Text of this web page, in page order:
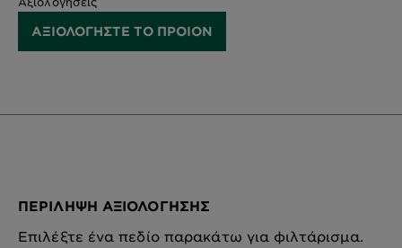
ΑΞΙΟΛΟΓΗΣΤΕ ΤΟ ΠΡΟΙΟΝ
ΠΕΡΊΛΗΨΗ ΑΞΙΟΛΌΓΗΣΗΣ
Επιλέξτε ένα πεδίο παρακάτω για φιλτάρισμα.